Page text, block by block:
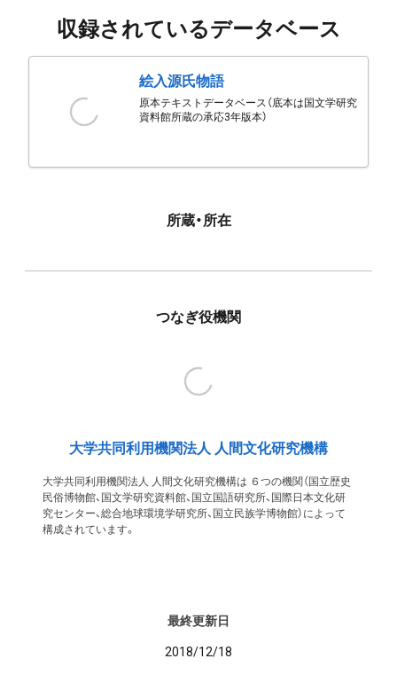
収録されているデータベース
絵入源氏物語
原本テキストデータベース（底本は国文学研究
資料館所蔵の承応3年版本）
所蔵・所在
つなぎ役機関
大学共同利用機関法人 人間文化研究機構
大学共同利用機関法人 人間文化研究機構は ６つの機関（国立歴史
民俗博物館、国文学研究資料館、国立国語研究所、国際日本文化研
究センター、総合地球環境学研究所、国立民族学博物館）によって
構成されています。
最終更新日
2018/12/18